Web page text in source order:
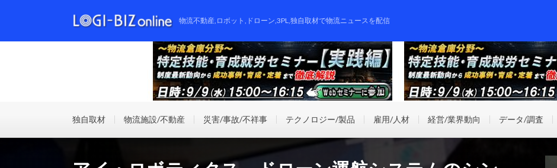
物流不動産,ロボット,ドローン,3PL,独自取材で物流ニュースを配信
独自取材 物流施設/不動産 災害/事故/不祥事 テクノロジー/製品 雇用/人材 経営/業界動向 データ/調査